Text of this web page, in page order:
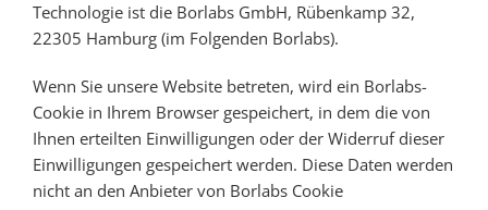
Technologie ist die Borlabs GmbH, Rübenkamp 32,
22305 Hamburg (im Folgenden Borlabs).
Wenn Sie unsere Website betreten, wird ein Borlabs-
Cookie in Ihrem Browser gespeichert, in dem die von
Ihnen erteilten Einwilligungen oder der Widerruf dieser
Einwilligungen gespeichert werden. Diese Daten werden
nicht an den Anbieter von Borlabs Cookie